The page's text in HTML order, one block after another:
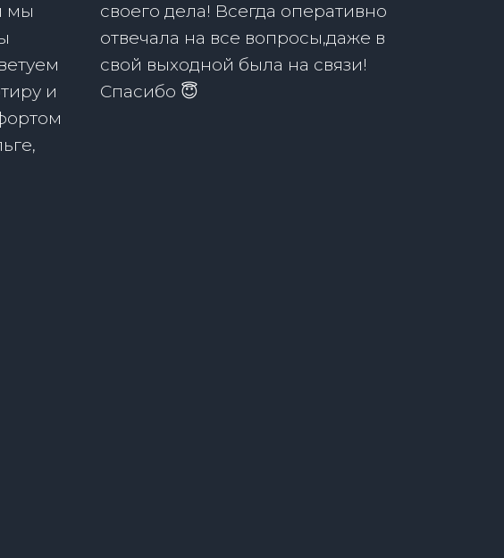
мы
и
своего дела! Всегда оперативно
отвечала на все вопросы,даже в
свой выходной была на связи!
Спасибо 😇